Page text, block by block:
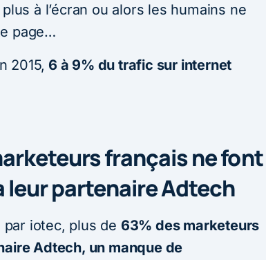
à l’écran ou alors les humains ne
page…
2015, 6 à 9% du trafic sur internet
français ne font
leur partenaire Adtech
iotec, plus de 63% des marketeurs
Adtech, un manque de